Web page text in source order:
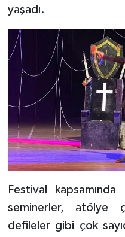
yaşadı.
Festival
seminerler, atölye
defileler gibi çok
Tarihi Yapılarımız
Teknoloji
Türkiye
Yerel
İletişim
Künye